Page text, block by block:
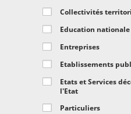
Collectivités
Education nationale
Entreprises
Etablissements
Etats et Services
l'Etat
Particuliers